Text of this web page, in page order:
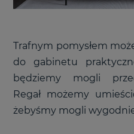
Trafnym pomysłem
do gabinetu
będziemy mogli
Regał możemy
żebyśmy mogli